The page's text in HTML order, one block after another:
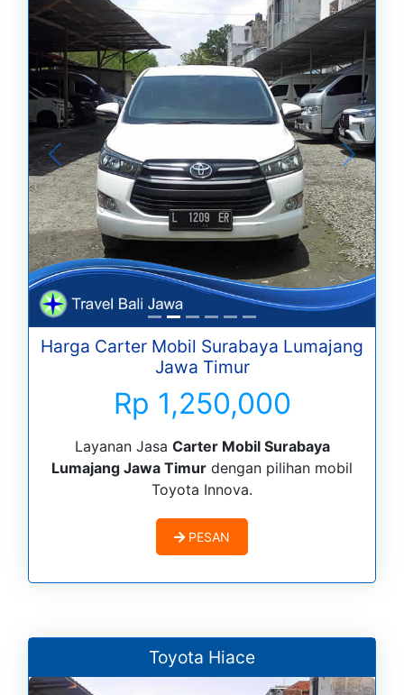
Harga Carter Mobil Surabaya Lumajang
Jawa Timur
Rp 1,250,000
Layanan Jasa Carter Mobil Surabaya
Lumajang Jawa Timur dengan pilihan mobil
Toyota Innova.
PESAN
Toyota Hiace